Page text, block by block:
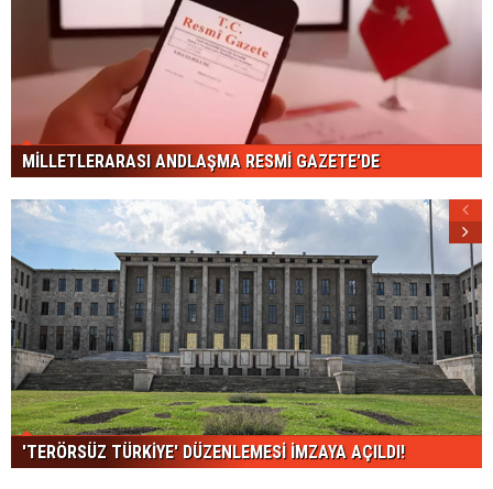
MİLLETLERARASI ANDLAŞMA RESMİ GAZETE'DE
'TERÖRSÜZ TÜRKİYE' DÜZENLEMESİ İMZAYA AÇILDI!